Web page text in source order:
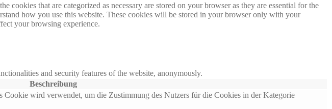
that are categorized as necessary are stored on your browser as they are essential for the
how you use this website. These cookies will be stored in your browser only with your
your browsing experience.
and security features of the website, anonymously.
Beschreibung
wird verwendet, um die Zustimmung des Nutzers für die Cookies in der Kategorie